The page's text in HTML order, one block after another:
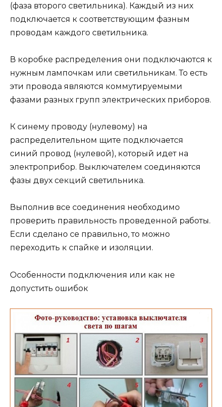
(фаза второго светильника). Каждый из них
подключается к соответствующим фазным
проводам каждого светильника.
В коробке распределения они подключаются к
нужным лампочкам или светильникам. То есть
эти провода являются коммутируемыми
фазами разных групп электрических приборов.
К синему проводу (нулевому) на
распределительном щите подключается
синий провод (нулевой), который идет на
электроприбор. Выключателем соединяются
фазы двух секций светильника.
Выполнив все соединения необходимо
проверить правильность проведенной работы.
Если сделано се правильно, то можно
переходить к спайке и изоляции.
Особенности подключения или как не
допустить ошибок